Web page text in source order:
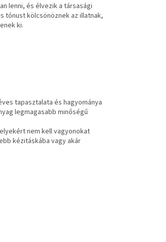
lenni, és élvezik a társasági
tónust kölcsönöznek az illatnak,
ki.
tapasztalata és hagyománya
legmagasabb minőségű
nem kell vagyonokat
kézitáskába vagy akár